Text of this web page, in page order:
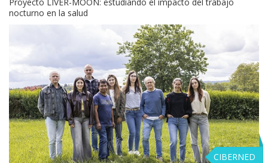
nocturno en la salud
CIBERNED